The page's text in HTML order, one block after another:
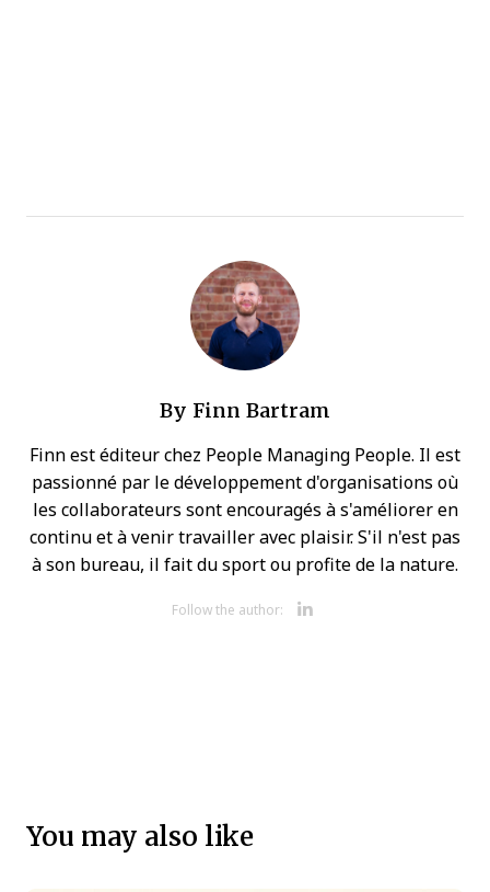
By Finn Bartram
Finn est éditeur chez People Managing People. Il est
passionné par le développement d'organisations où
les collaborateurs sont encouragés à s'améliorer en
continu et à venir travailler avec plaisir. S'il n'est pas
à son bureau, il fait du sport ou profite de la nature.
Follow the author:
You may also like